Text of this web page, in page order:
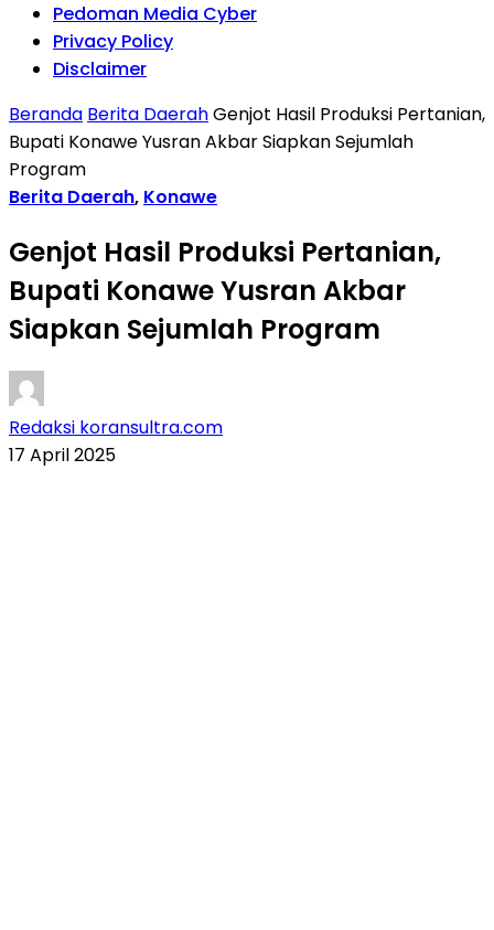
Pedoman Media Cyber
Privacy Policy
Disclaimer
Beranda Berita DaerahGenjot Hasil Produksi Pertanian,
Bupati Konawe Yusran Akbar Siapkan Sejumlah
Program
Berita Daerah, Konawe
Genjot Hasil Produksi Pertanian,
Bupati Konawe Yusran Akbar
Siapkan Sejumlah Program
Redaksi koransultra.com
17 April 2025